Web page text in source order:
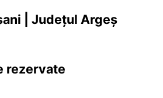
| Județul Argeș
rezervate